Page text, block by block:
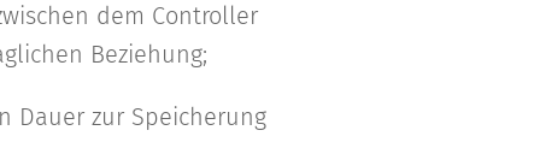
dem Controller
Beziehung;
Dauer zur Speicherung